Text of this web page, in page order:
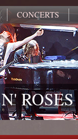
CONCERTS
ROSES